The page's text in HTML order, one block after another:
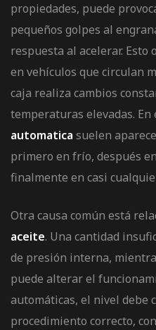
propiedades, puede
pequeños golpes al
respuesta al acelerar. Esto
en vehículos que circulan
caja realiza cambios
temperaturas elevadas. En
automatica suelen
primero en frío, después
finalmente en casi
Otra causa común está
aceite. Una cantidad
de presión interna,
puede alterar el
automáticas, el nivel debe
procedimiento correcto,